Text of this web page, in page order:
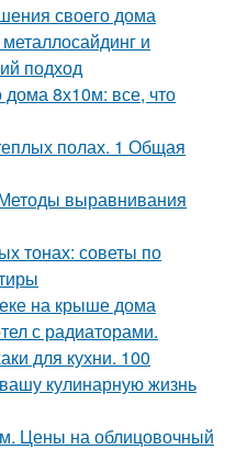
своего дома
и
подход
дома 8х10м: все, что
полах. 1 Общая
выравнивания
тонах: советы по
на крыше дома
с радиаторами.
для кухни. 100
кулинарную жизнь
Цены на облицовочный